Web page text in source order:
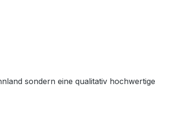
sondern eine qualitativ hochwertige